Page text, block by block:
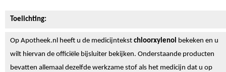
Toelichting:
Op Apotheek.nl heeft u de medicijntekst chloorxylenol bekeken en u
wilt hiervan de officiële bijsluiter bekijken. Onderstaande producten
bevatten allemaal dezelfde werkzame stof als het medicijn dat u op